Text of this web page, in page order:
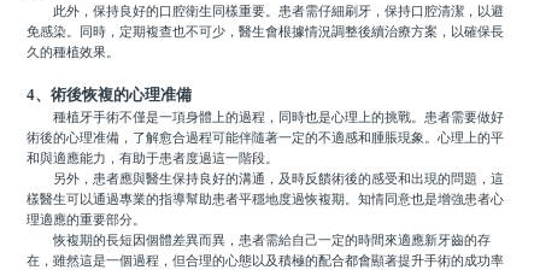
此外，保持良好的口腔衛生同樣重要。患者需仔細刷牙，保持口腔清潔，以避
免感染。同時，定期複查也不可少，醫生會根據情況調整後續治療方案，以確保長
久的種植效果。
4、術後恢複的心理准備
種植牙手術不僅是一項身體上的過程，同時也是心理上的挑戰。患者需要做好
術後的心理准備，了解愈合過程可能伴隨著一定的不適感和腫脹現象。心理上的平
和與適應能力，有助于患者度過這一階段。
另外，患者應與醫生保持良好的溝通，及時反饋術後的感受和出現的問題，這
樣醫生可以通過專業的指導幫助患者平穩地度過恢複期。知情同意也是增強患者心
理適應的重要部分。
恢複期的長短因個體差異而異，患者需給自己一定的時間來適應新牙齒的存
在，雖然這是一個過程，但合理的心態以及積極的配合都會顯著提升手術的成功率